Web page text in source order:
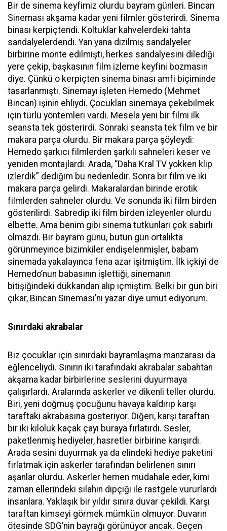
Bir de sinema keyfimiz olurdu bayram günleri. Bincan
Sineması akşama kadar yeni filmler gösterirdi. Sinema
binası kerpiçtendi. Koltuklar kahvelerdeki tahta
sandalyelerdendi. Yan yana dizilmiş sandalyeler
birbirine monte edilmişti, herkes sandalyesini dilediği
yere çekip, başkasının film izleme keyfini bozmasın
diye. Çünkü o kerpiçten sinema binası amfi biçiminde
tasarlanmıştı. Sinemayı işleten Hemedo (Mehmet
Bincan) işinin ehliydi. Çocukları sinemaya çekebilmek
için türlü yöntemleri vardı. Mesela yeni bir filmi ilk
seansta tek gösterirdi. Sonraki seansta tek film ve bir
makara parça olurdu. Bir makara parça şöyleydi:
Hemedo şarkıcı filmlerden şarkılı sahneleri keser ve
yeniden montajlardı. Arada, “Daha Kral TV yokken klip
izlerdik” dediğim bu nedenledir. Sonra bir film ve iki
makara parça gelirdi. Makaralardan birinde erotik
filmlerden sahneler olurdu. Ve sonunda iki film birden
gösterilirdi. Sabredip iki film birden izleyenler olurdu
elbette. Ama benim gibi sinema tutkunları çok sabırlı
olmazdı. Bir bayram günü, bütün gün ortalıkta
görünmeyince bizimkiler endişelenmişler, babam
sinemada yakalayınca fena azar işitmiştim. İlk içkiyi de
Hemedo’nun babasının işlettiği, sinemanın
bitişiğindeki dükkandan alıp içmiştim. Belki bir gün biri
çıkar, Bincan Sineması’nı yazar diye umut ediyorum.
Sınırdaki akrabalar
Biz çocuklar için sınırdaki bayramlaşma manzarası da
eğlenceliydi. Sınırın iki tarafındaki akrabalar sabahtan
akşama kadar birbirlerine seslerini duyurmaya
çalışırlardı. Aralarında askerler ve dikenli teller olurdu.
Biri, yeni doğmuş çocuğunu havaya kaldırıp karşı
taraftaki akrabasına gösteriyor. Diğeri, karşı taraftan
bir iki kiloluk kaçak çayı buraya fırlatırdı. Sesler,
paketlenmiş hediyeler, hasretler birbirine karışırdı.
Arada sesini duyurmak ya da elindeki hediye paketini
fırlatmak için askerler tarafından belirlenen sınırı
aşanlar olurdu. Askerler hemen müdahale eder, kimi
zaman ellerindeki silahın dipçiği ile rastgele vururlardı
insanlara. Yaklaşık bir yıldır sınıra duvar çekildi. Karşı
taraftan kimseyi görmek mümkün olmuyor. Duvarın
ötesinde SDG’nin bayrağı görünüyor ancak. Geçen